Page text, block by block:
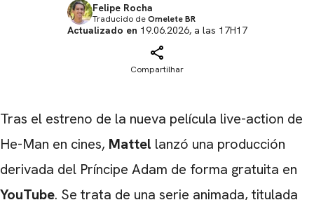
Felipe Rocha
Traducido deOmelete BR
Actualizado en 19.06.2026, a las 17H17
Compartilhar
Tras el estreno de la nueva película live-action de
He-Man en cines, Mattel lanzó una producción
derivada del Príncipe Adam de forma gratuita en
YouTube. Se trata de una serie animada, titulada